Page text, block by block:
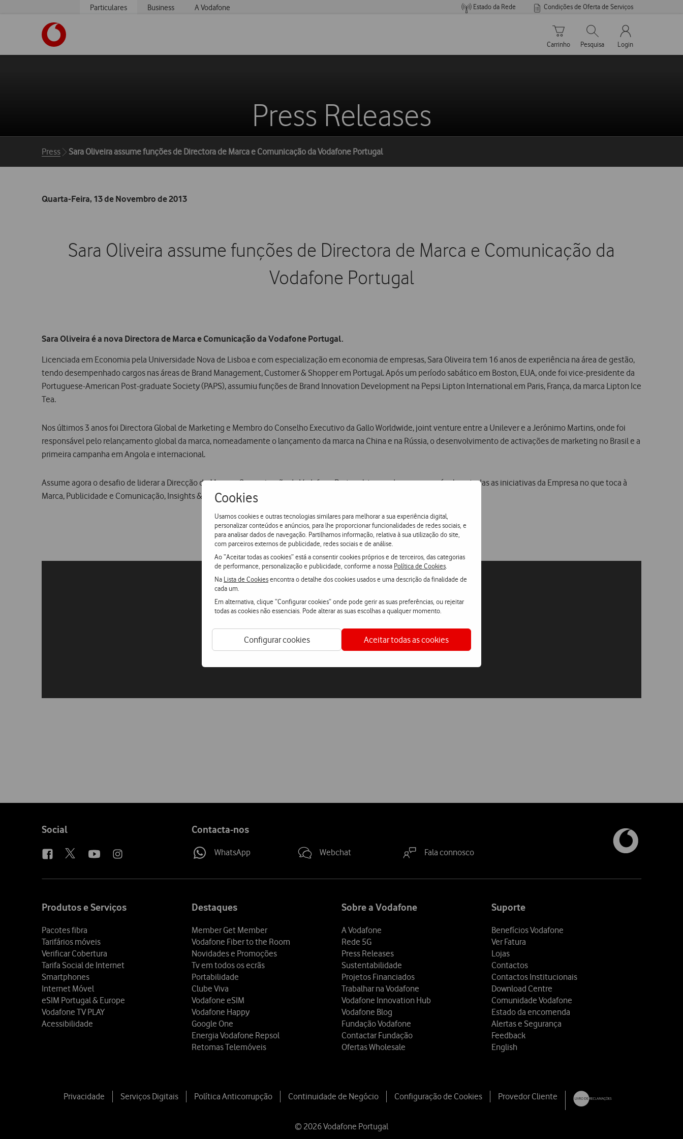
Cookies
Usamos cookies e outras tecnologias similares para melhorar a sua experiência digital,
personalizar conteúdos e anúncios, para lhe proporcionar funcionalidades de redes sociais, e
para analisar dados de navegação. Partilhamos informação, relativa à sua utilização do site,
com parceiros externos de publicidade, redes sociais e de análise.
Ao “Aceitar todas as cookies” está a consentir cookies próprios e de terceiros, das categorias
de performance, personalização e publicidade, conforme a nossa Política de Cookies
Na Lista de Cookiesencontra o detalhe dos cookies usados e uma descrição da finalidade de
cada um.
Em alternativa, clique “Configurar cookies” onde pode gerir as suas preferências, ou rejeitar
todas as cookies não essenciais. Pode alterar as suas escolhas a qualquer momento.
Configurar cookies Aceitar todas as cookies
Particulares Business A Vodafone Estado da Rede Condições de Oferta de Serviços
Carrinho de compras
Carrinho
Pesquisar
Pesquisa
My Vodafone
Login
Press Releases
Breadcrumbs
Press Sara Oliveira assume funções de Directora de Marca e Comunicação da Vodafone Portugal
Quarta-Feira, 13 de Novembro de 2013
Sara Oliveira assume funções de Directora de Marca e Comunicação da
Vodafone Portugal
Sara Oliveira é a nova Directora de Marca e Comunicação da Vodafone Portugal.
Licenciada em Economia pela Universidade Nova de Lisboa e com especialização em economia de empresas, Sara Oliveira tem 16 anos de experiência na área de gestão,
tendo desempenhado cargos nas áreas de Brand Management, Customer & Shopper em Portugal. Após um período sabático em Boston, EUA, onde foi vice-presidente da
Portuguese-American Post-graduate Society (PAPS), assumiu funções de Brand Innovation Development na Pepsi Lipton International em Paris, França, da marca Lipton Ice
Tea.
Nos últimos 3 anos foi Directora Global de Marketing e Membro do Conselho Executivo da Gallo Worldwide, joint venture entre a Unilever e a Jerónimo Martins, onde foi
responsável pelo relançamento global da marca, nomeadamente o lançamento da marca na China e na Rússia, o desenvolvimento de activações de marketing no Brasil e a
primeira campanha em Angola e internacional.
Assume agora o desafio de liderar a Direcção de Marca e Comunicação da Vodafone Portugal, tornando-se responsável por todas as iniciativas da Empresa no que toca à
Marca, Publicidade e Comunicação, Insights & Research, Public Relations e Customer Experience.
Follow
Social Contacta-nos
WhatsApp Webchat Fala connosco
Produtos e Serviços
Pacotes fibra
Tarifários móveis
Verificar Cobertura
Tarifa Social de Internet
Smartphones
Internet Móvel
eSIM Portugal & Europe
Vodafone TV PLAY
Acessibilidade
Destaques
Member Get Member
Vodafone Fiber to the Room
Novidades e Promoções
Tv em todos os ecrãs
Portabilidade
Clube Viva
Vodafone eSIM
Vodafone Happy
Google One
Energia Vodafone Repsol
Retomas Telemóveis
Sobre a Vodafone
A Vodafone
Rede 5G
Press Releases
Sustentabilidade
Projetos Financiados
Trabalhar na Vodafone
Vodafone Innovation Hub
Vodafone Blog
Fundação Vodafone
Contactar Fundação
Ofertas Wholesale
Suporte
Benefícios Vodafone
Ver Fatura
Lojas
Contactos
Contactos Institucionais
Download Centre
Comunidade Vodafone
Estado da encomenda
Alertas e Segurança
Feedback
English
Privacidade Serviços Digitais Política Anticorrupção Continuidade de Negócio Configuração de Cookies Provedor Cliente
© 2026 Vodafone Portugal